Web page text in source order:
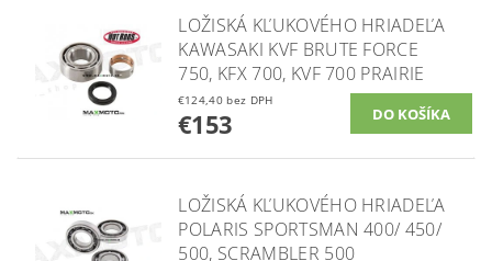
LOŽISKÁ KĽUKOVÉHO HRIADEĽA
KAWASAKI KVF BRUTE FORCE
750, KFX 700, KVF 700 PRAIRIE
€124,40 bez DPH
€153
LOŽISKÁ KĽUKOVÉHO HRIADEĽA
POLARIS SPORTSMAN 400/ 450/
500, SCRAMBLER 500